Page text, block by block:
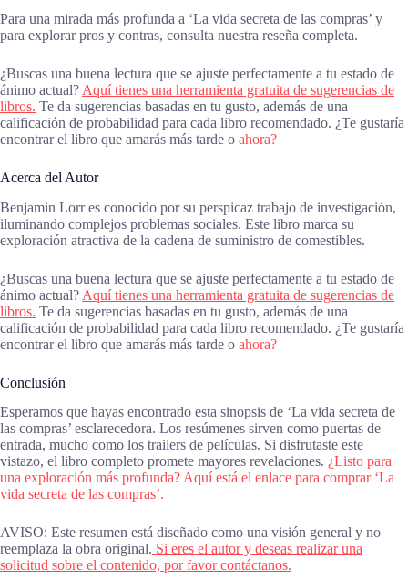
Para una mirada más profunda a ‘La vida secreta de las compras’ y
para explorar pros y contras, consulta nuestra reseña completa.
¿Buscas una buena lectura que se ajuste perfectamente a tu estado de
ánimo actual? Aquí tienes una herramienta gratuita de sugerencias de
libros. Te da sugerencias basadas en tu gusto, además de una
calificación de probabilidad para cada libro recomendado. ¿Te gustaría
encontrar el libro que amarás más tarde o ahora?
Acerca del Autor
Benjamin Lorr es conocido por su perspicaz trabajo de investigación,
iluminando complejos problemas sociales. Este libro marca su
exploración atractiva de la cadena de suministro de comestibles.
¿Buscas una buena lectura que se ajuste perfectamente a tu estado de
ánimo actual? Aquí tienes una herramienta gratuita de sugerencias de
libros. Te da sugerencias basadas en tu gusto, además de una
calificación de probabilidad para cada libro recomendado. ¿Te gustaría
encontrar el libro que amarás más tarde o ahora?
Conclusión
Esperamos que hayas encontrado esta sinopsis de ‘La vida secreta de
las compras’ esclarecedora. Los resúmenes sirven como puertas de
entrada, mucho como los trailers de películas. Si disfrutaste este
vistazo, el libro completo promete mayores revelaciones. ¿Listo para
una exploración más profunda? Aquí está el enlace para comprar ‘La
vida secreta de las compras’.
AVISO: Este resumen está diseñado como una visión general y no
reemplaza la obra original. Si eres el autor y deseas realizar una
solicitud sobre el contenido, por favor contáctanos.